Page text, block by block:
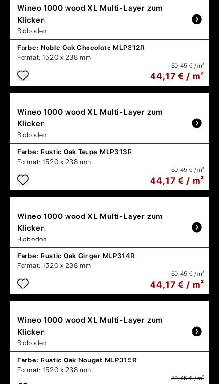
Wineo 1000 wood XL Multi-Layer zum
Klicken
Bioboden
Farbe: Noble Oak Chocolate MLP312R
Format: 1520 x 238 mm
59,45 € / m²
44,17 € / m²
Wineo 1000 wood XL Multi-Layer zum
Klicken
Bioboden
Farbe: Rustic Oak Taupe MLP313R
Format: 1520 x 238 mm
59,45 € / m²
44,17 € / m²
Wineo 1000 wood XL Multi-Layer zum
Klicken
Bioboden
Farbe: Rustic Oak Ginger MLP314R
Format: 1520 x 238 mm
59,45 € / m²
44,17 € / m²
Wineo 1000 wood XL Multi-Layer zum
Klicken
Bioboden
Farbe: Rustic Oak Nougat MLP315R
Format: 1520 x 238 mm
59,45 € / m²